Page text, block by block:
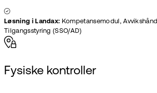
Løsning i Landax: Kompetansemodul,
Tilgangsstyring (SSO/AD)
Fysiske kontroller